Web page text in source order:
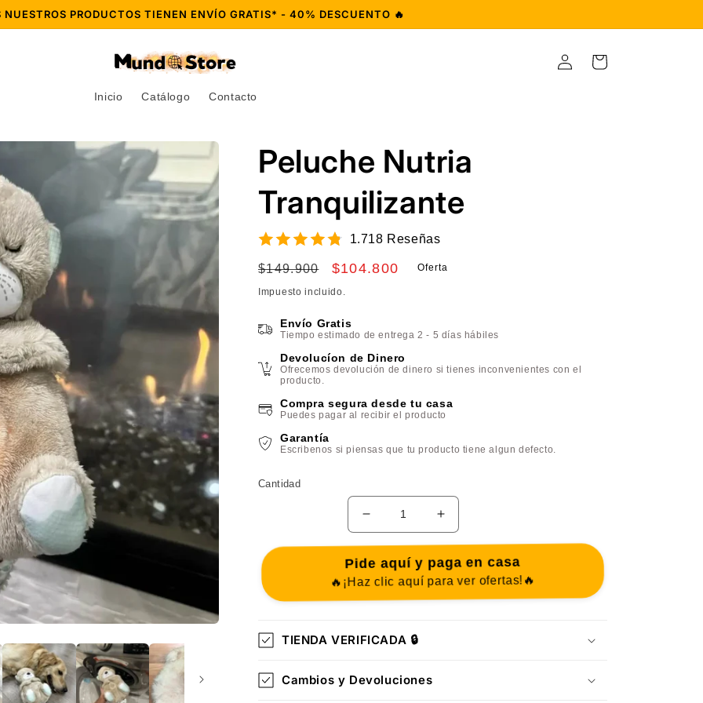
NUESTROS PRODUCTOS TIENEN ENVÍO GRATIS* - 40% DESCUENTO 🔥
Inicio Catálogo Contacto
Iniciar
sesión
Carrito
Peluche Nutria
Tranquilizante
1.718 Reseñas
Precio
habitual
$149.900
Precio
de
$104.800 Oferta
Impuesto incluido.
Envío Gratis
Tiempo estimado de entrega 2 - 5 días hábiles
Devolucíon de Dinero
Ofrecemos devolución de dinero si tienes inconvenientes con el
producto.
Compra segura desde tu casa
Puedes pagar al recibir el producto
Garantía
Escribenos si piensas que tu producto tiene algun defecto.
Cantidad
Reducir
cantidad
Peluche
Nutria
Tranquilizante
Aumentar
cantidad
Peluche
Nutria
Tranquilizante
Pide aquí y paga en casa
🔥¡Haz clic aquí para ver ofertas!🔥
TIENDA VERIFICADA 🔒
Cambios y Devoluciones